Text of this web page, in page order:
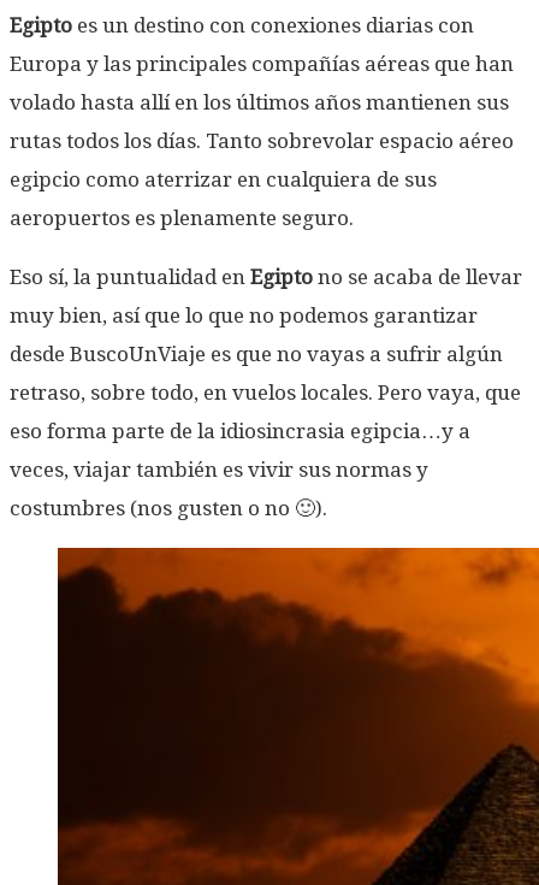
Egipto es un destino con conexiones diarias con
Europa y las principales compañías aéreas que han
volado hasta allí en los últimos años mantienen sus
rutas todos los días. Tanto sobrevolar espacio aéreo
egipcio como aterrizar en cualquiera de sus
aeropuertos es plenamente seguro.
Eso sí, la puntualidad en Egipto no se acaba de llevar
muy bien, así que lo que no podemos garantizar
desde BuscoUnViaje es que no vayas a sufrir algún
retraso, sobre todo, en vuelos locales. Pero vaya, que
eso forma parte de la idiosincrasia egipcia…y a
veces, viajar también es vivir sus normas y
costumbres (nos gusten o no 🙂).